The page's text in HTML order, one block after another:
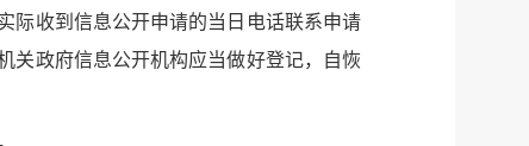
际收到信息公开申请的当日电话联系申请
关政府信息公开机构应当做好登记，自恢